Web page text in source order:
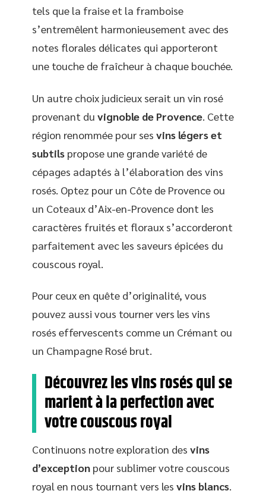
tels que la fraise et la framboise
s’entremêlent harmonieusement avec des
notes florales délicates qui apporteront
une touche de fraîcheur à chaque bouchée.
Un autre choix judicieux serait un vin rosé
provenant du vignoble de Provence. Cette
région renommée pour ses vins légers et
subtils propose une grande variété de
cépages adaptés à l’élaboration des vins
rosés. Optez pour un Côte de Provence ou
un Coteaux d’Aix-en-Provence dont les
caractères fruités et floraux s’accorderont
parfaitement avec les saveurs épicées du
couscous royal.
Pour ceux en quête d’originalité, vous
pouvez aussi vous tourner vers les vins
rosés effervescents comme un Crémant ou
un Champagne Rosé brut.
Découvrez les vins rosés qui se
marient à la perfection avec
votre couscous royal
Continuons notre exploration des vins
d’exception pour sublimer votre couscous
royal en nous tournant vers les vins blancs.